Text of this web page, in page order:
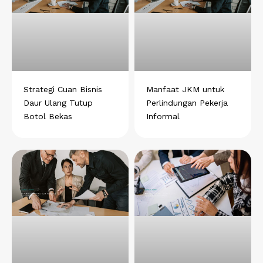
Strategi Cuan Bisnis
Daur Ulang Tutup
Botol Bekas
Manfaat JKM untuk
Perlindungan Pekerja
Informal